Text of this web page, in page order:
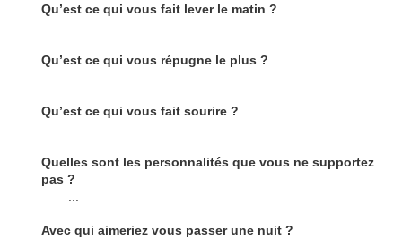
Qu’est ce qui vous fait lever le matin ?
Qu’est ce qui vous répugne le plus ?
Qu’est ce qui vous fait sourire ?
Quelles sont les personnalités que vous ne supportez
pas ?
Avec qui aimeriez vous passer une nuit ?